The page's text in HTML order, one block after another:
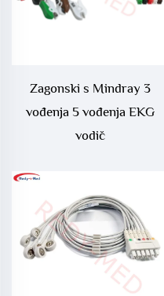
Zagonski s Mindray 3
vođenja 5 vođenja EKG
vodič